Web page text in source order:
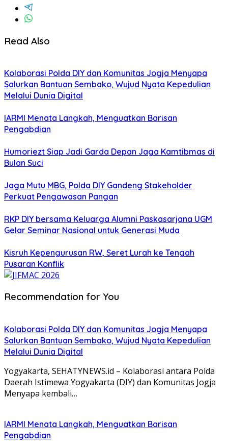
Read Also
Kolaborasi Polda DIY dan Komunitas Jogja Menyapa
Salurkan Bantuan Sembako, Wujud Nyata Kepedulian
Melalui Dunia Digital
IARMI Menata Langkah, Menguatkan Barisan
Pengabdian
Humoriezt Siap Jadi Garda Depan Jaga Kamtibmas di
Bulan Suci
Jaga Mutu MBG, Polda DIY Gandeng Stakeholder
Perkuat Pengawasan Pangan
RKP DIY bersama Keluarga Alumni Paskasarjana UGM
Gelar Seminar Nasional untuk Generasi Muda
Kisruh Kepengurusan RW, Seret Lurah ke Tengah
Pusaran Konflik
Recommendation for You
Kolaborasi Polda DIY dan Komunitas Jogja Menyapa
Salurkan Bantuan Sembako, Wujud Nyata Kepedulian
Melalui Dunia Digital
Yogyakarta, SEHATYNEWS.id – Kolaborasi antara Polda
Daerah Istimewa Yogyakarta (DIY) dan Komunitas Jogja
Menyapa kembali…
IARMI Menata Langkah, Menguatkan Barisan
Pengabdian